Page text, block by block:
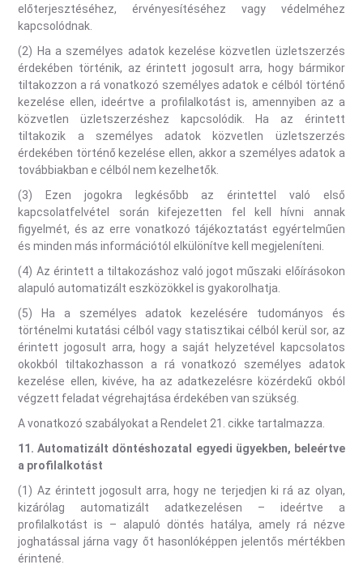
előterjesztéséhez, érvényesítéséhez vagy védelméhez
kapcsolódnak.
(2) Ha a személyes adatok kezelése közvetlen üzletszerzés
érdekében történik, az érintett jogosult arra, hogy bármikor
tiltakozzon a rá vonatkozó személyes adatok e célból történő
kezelése ellen, ideértve a profilalkotást is, amennyiben az a
közvetlen üzletszerzéshez kapcsolódik. Ha az érintett
tiltakozik a személyes adatok közvetlen üzletszerzés
érdekében történő kezelése ellen, akkor a személyes adatok a
továbbiakban e célból nem kezelhetők.
(3) Ezen jogokra legkésőbb az érintettel való első
kapcsolatfelvétel során kifejezetten fel kell hívni annak
figyelmét, és az erre vonatkozó tájékoztatást egyértelműen
és minden más információtól elkülönítve kell megjeleníteni.
(4) Az érintett a tiltakozáshoz való jogot műszaki előírásokon
alapuló automatizált eszközökkel is gyakorolhatja.
(5) Ha a személyes adatok kezelésére tudományos és
történelmi kutatási célból vagy statisztikai célból kerül sor, az
érintett jogosult arra, hogy a saját helyzetével kapcsolatos
okokból tiltakozhasson a rá vonatkozó személyes adatok
kezelése ellen, kivéve, ha az adatkezelésre közérdekű okból
végzett feladat végrehajtása érdekében van szükség.
A vonatkozó szabályokat a Rendelet 21. cikke tartalmazza.
11. Automatizált döntéshozatal egyedi ügyekben, beleértve
a profilalkotást
(1) Az érintett jogosult arra, hogy ne terjedjen ki rá az olyan,
kizárólag automatizált adatkezelésen – ideértve a
profilalkotást is – alapuló döntés hatálya, amely rá nézve
joghatással járna vagy őt hasonlóképpen jelentős mértékben
érintené.